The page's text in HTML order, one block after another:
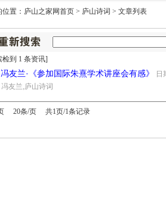
置： 庐山之家网首页 > 庐山诗词 > 文章列表
到 1 条资讯]
友兰·《参加国际朱熹学术讲座会有感》
日
友兰,庐山诗词
20条/页 共1页/1条记录